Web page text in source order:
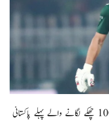
صاحبزادہ فرحان ایک سال میں ٹی ٹوئنٹی کرکٹ میں 100 چھکے لگانے والے پہلے پاکستانی